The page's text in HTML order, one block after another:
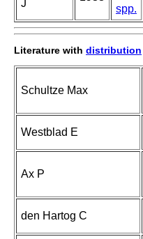
J
spp.
Literature with distribution
Schultze Max
Westblad E
Ax P
den Hartog C